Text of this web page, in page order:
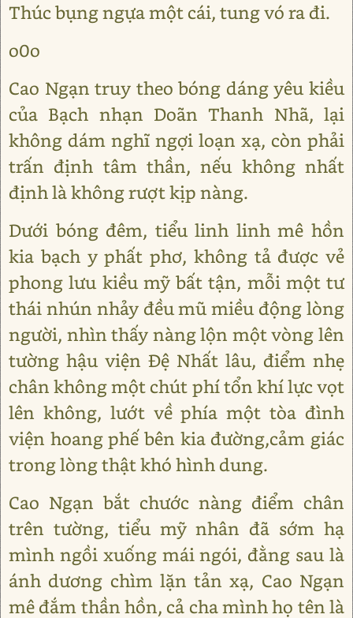
Thúc bụng ngựa một cái, tung vó ra đi.
o0o
Cao Ngạn truy theo bóng dáng yêu kiều
của Bạch nhạn Doãn Thanh Nhã, lại
không dám nghĩ ngợi loạn xạ, còn phải
trấn định tâm thần, nếu không nhất
định là không rượt kịp nàng.
Dưới bóng đêm, tiểu linh linh mê hồn
kia bạch y phất phơ, không tả được vẻ
phong lưu kiều mỹ bất tận, mỗi một tư
thái nhún nhảy đều mũ miều động lòng
người, nhìn thấy nàng lộn một vòng lên
tường hậu viện Đệ Nhất lâu, điểm nhẹ
chân không một chút phí tổn khí lực vọt
lên không, lướt về phía một tòa đình
viện hoang phế bên kia đường,cảm giác
trong lòng thật khó hình dung.
Cao Ngạn bắt chước nàng điểm chân
trên tường, tiểu mỹ nhân đã sớm hạ
mình ngồi xuống mái ngói, đằng sau là
ánh dương chìm lặn tản xạ, Cao Ngạn
mê đắm thần hồn, cả cha mình họ tên là